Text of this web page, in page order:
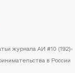
журнала АИ #10 (192)
в России